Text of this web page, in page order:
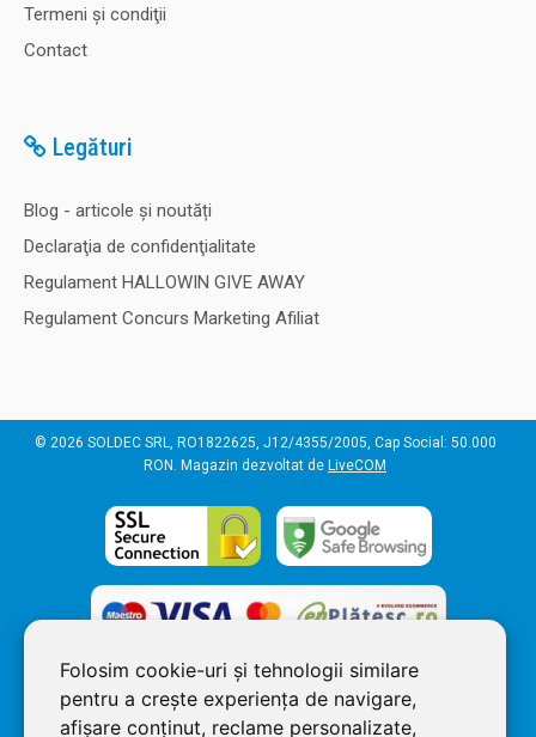
Folosim cookie-uri și tehnologii similare
pentru a crește experiența de navigare,
afișare conținut, reclame personalizate,
Termeni şi condiţii
Contact
Legături
Blog - articole și noutăți
Declaraţia de confidenţialitate
Regulament HALLOWIN GIVE AWAY
Regulament Concurs Marketing Afiliat
© 2026 SOLDEC SRL, RO1822625, J12/4355/2005, Cap Social: 50.000
RON. Magazin dezvoltat de LiveCOM